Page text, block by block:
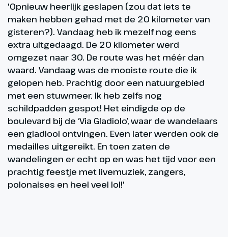
'Opnieuw heerlijk geslapen (zou dat iets te
maken hebben gehad met de 20 kilometer van
gisteren?). Vandaag heb ik mezelf nog eens
extra uitgedaagd. De 20 kilometer werd
omgezet naar 30. De route was het méér dan
waard. Vandaag was de mooiste route die ik
gelopen heb. Prachtig door een natuurgebied
met een stuwmeer. Ik heb zelfs nog
schildpadden gespot! Het eindigde op de
boulevard bij de ‘Via Gladiolo’, waar de wandelaars
een gladiool ontvingen. Even later werden ook de
medailles uitgereikt. En toen zaten de
wandelingen er echt op en was het tijd voor een
prachtig feestje met livemuziek, zangers,
polonaises en heel veel lol!'